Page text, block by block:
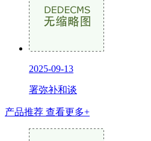
2025-09-13
署弥补和谈
产品推荐 查看更多+